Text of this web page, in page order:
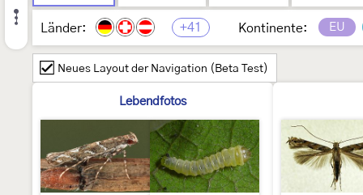
Länder: +41 Kontinente: EU
Neues Layout der Navigation (Beta Test)
Lebendfotos